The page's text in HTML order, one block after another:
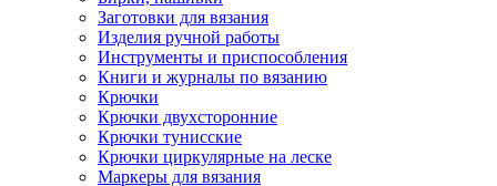
Заготовки для вязания
Изделия ручной работы
Инструменты и приспособления
Книги и журналы по вязанию
Крючки
Крючки двухсторонние
Крючки тунисские
Крючки циркулярные на леске
Маркеры для вязания